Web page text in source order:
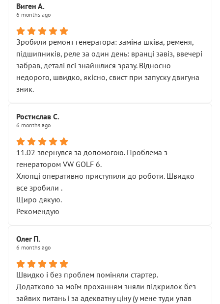
Виген А.
6 months ago
Зробили ремонт генератора: заміна шківа, ременя,
підшипників, реле за один день: вранці завіз, ввечері
забрав, деталі всі знайшлися зразу. Відносно
недорого, швидко, якісно, свист при запуску двигуна
зник.
Ростислав С.
6 months ago
11.02 звернувся за допомогою. Проблема з
генератором VW GOLF 6.
Хлопці оперативно приступили до роботи. Швидко
все зробили .
Щиро дякую.
Рекомендую
Олег П.
6 months ago
Швидко і без проблем поміняли стартер.
Додатково за моїм проханням зняли підкрилок без
зайвих питань і за адекватну ціну (у мене туди упав